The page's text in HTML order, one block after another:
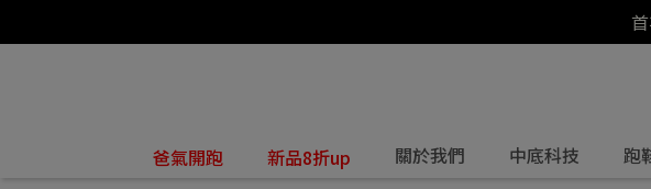
爸氣開跑 新品8折up 關於我們 中底科技 跑